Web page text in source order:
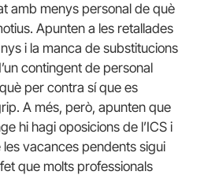
amb menys personal de què
Apunten a les retallades
i la manca de substitucions
contingent de personal
per contra sí que es
A més, però, apunten que
hi hagi oposicions de l’ICS i
vacances pendents sigui
que molts professionals